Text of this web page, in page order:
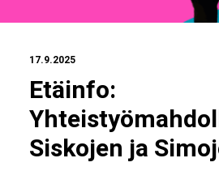
17.9.2025
Etäinfo:
Siskojen ja